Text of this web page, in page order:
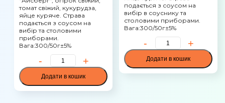
томат свіжий, кукурудза,
яйце куряче. Страва
подається з соусом на
вибір та столовими
приборами.
Вага:300/50г±5%
Додати в кошик
подається з соусом на
вибір в соуснику та
столовими приборами.
Вага:300/50г±5%
Додати в кошик